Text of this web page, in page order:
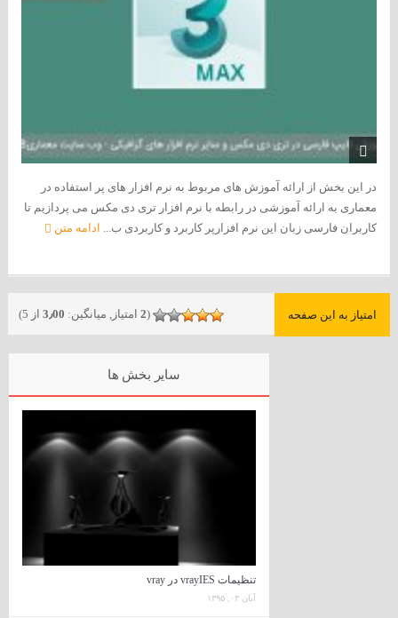
در این بخش از ارائه آموزش های مربوط به نرم افزار های پر استفاده در
معماری به ارائه آموزشی در رابطه با نرم افزار تری دی مکس می پردازیم تا
کاربران فارسی زبان این نرم افزارپر کاربرد و کاربردی ب... ادامه متن
امتیاز به این صفحه (
2 امتیاز, میانگین: 3٫00 از 5)
سایر بخش ها
تنظیمات vrayIES در vray
آبان ۰۳, ۱۳۹۵